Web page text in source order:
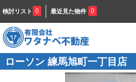
検討リスト 0 最近見た物件 0
ローソン 練馬旭町一丁目店